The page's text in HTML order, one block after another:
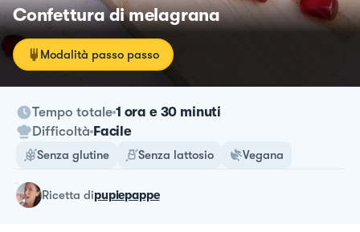
Confettura di melagrana
Modalità passo passo
Tempo totale 1 ora e 30 minuti
Difficoltà Facile
Senza glutine Senza lattosio Vegana
ricetta dipupiepappe